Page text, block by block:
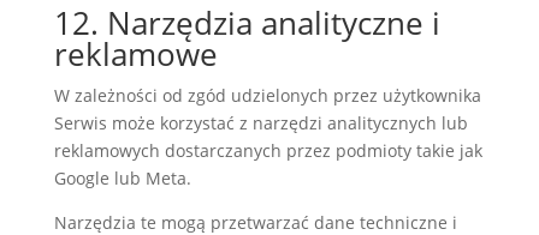
12. Narzędzia analityczne i
reklamowe
W zależności od zgód udzielonych przez użytkownika
Serwis może korzystać z narzędzi analitycznych lub
reklamowych dostarczanych przez podmioty takie jak
Google lub Meta.
Narzędzia te mogą przetwarzać dane techniczne i